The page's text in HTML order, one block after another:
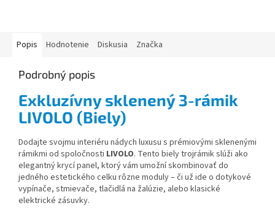
Popis Hodnotenie Diskusia Značka
Podrobný popis
Exkluzívny sklenený 3-rámik
LIVOLO (Biely)
Dodajte svojmu interiéru nádych luxusu s prémiovými sklenenými
rámikmi od spoločnosti LIVOLO. Tento biely trojrámik slúži ako
elegantný krycí panel, ktorý vám umožní skombinovať do
jedného estetického celku rôzne moduly – či už ide o dotykové
vypínače, stmievače, tlačidlá na žalúzie, alebo klasické
elektrické zásuvky.